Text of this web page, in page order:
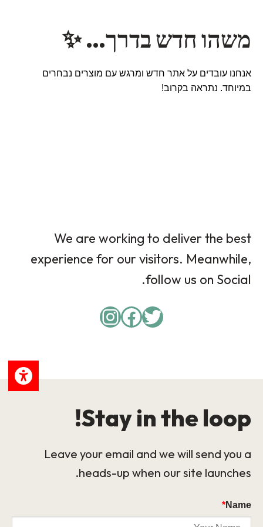
משהו חדש בדרך… ✨
אנחנו עובדים על אתר חדש ומרגש עם מוצרים נבחרים
במיוחד. נתראה בקרוב!
We are working to deliver the best
experience for our visitors. Meanwhile,
follow us on Social.
Twitter
Facebook
Instagram
Stay in the loop!
Leave your email and we will send you a
heads-up when our site launches.
Name
*